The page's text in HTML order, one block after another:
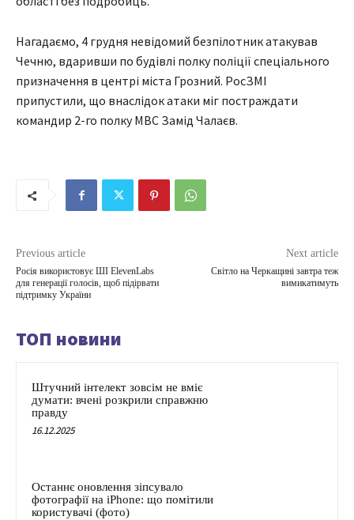
Нагадаємо, 4 грудня невідомий безпілотник атакував
Чечню, вдаривши по будівлі полку поліції спеціального
призначення в центрі міста Грозний. РосЗМІ
припустили, що внаслідок атаки міг постраждати
командир 2-го полку МВС Замід Чалаєв.
Previous article
Росія використовує ШІ ElevenLabs
для генерації голосів, щоб підірвати
підтримку України
Next article
Світло на Черкащині завтра теж
вимикатимуть
ТОП новини
Штучний інтелект зовсім не вміє
думати: вчені розкрили справжню
правду
16.12.2025
Останнє оновлення зіпсувало
фотографії на iPhone: що помітили
користувачі (фото)